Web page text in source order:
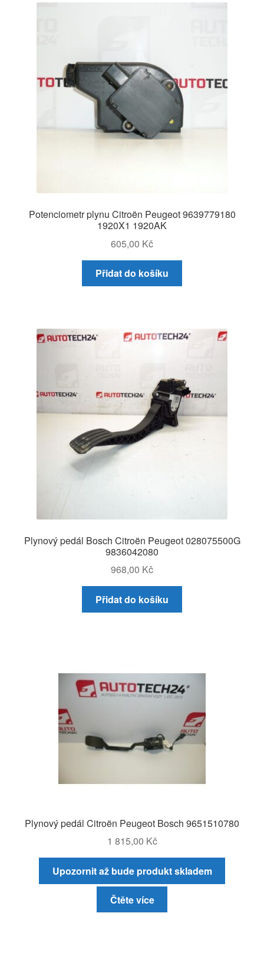
Potenciometr plynu Citroën Peugeot 9639779180
1920X1 1920AK
605,00 Kč
Přidat do košíku
Plynový pedál Bosch Citroën Peugeot 028075500G
9836042080
968,00 Kč
Přidat do košíku
Plynový pedál Citroën Peugeot Bosch 9651510780
1 815,00 Kč
Upozornit až bude produkt skladem
Čtěte více